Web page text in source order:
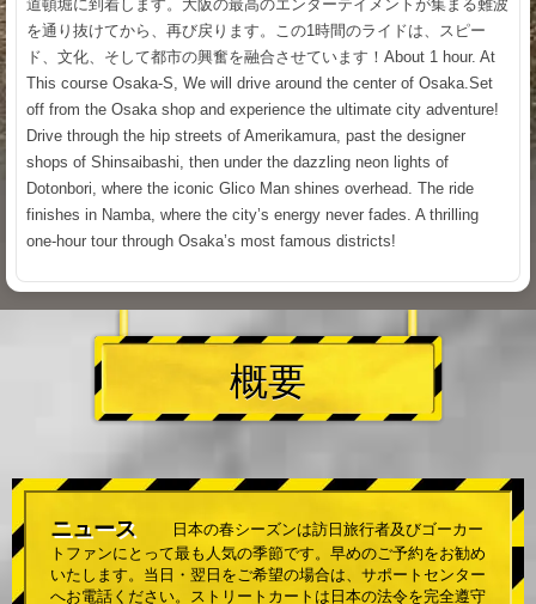
道頓堀に到着します。大阪の最高のエンターテイメントが集まる難波
を通り抜けてから、再び戻ります。この1時間のライドは、スピー
ド、文化、そして都市の興奮を融合させています！About 1 hour. At
This course Osaka-S, We will drive around the center of Osaka.Set
off from the Osaka shop and experience the ultimate city adventure!
Drive through the hip streets of Amerikamura, past the designer
shops of Shinsaibashi, then under the dazzling neon lights of
Dotonbori, where the iconic Glico Man shines overhead. The ride
finishes in Namba, where the city’s energy never fades. A thrilling
one-hour tour through Osaka’s most famous districts!
概要
ニュース
日本の春シーズンは訪日旅行者及びゴーカー
トファンにとって最も人気の季節です。早めのご予約をお勧め
いたします。当日・翌日をご希望の場合は、サポートセンター
へお電話ください。ストリートカートは日本の法令を完全遵守